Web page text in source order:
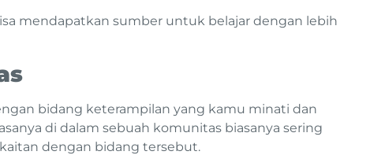
mendapatkan sumber untuk belajar dengan lebih
bidang keterampilan yang kamu minati dan
di dalam sebuah komunitas biasanya sering
dengan bidang tersebut.